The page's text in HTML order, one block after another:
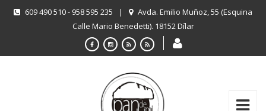
609 490 510 - 958 595 235 |
Avda. Emilio Muñoz, 55 (Esquina
Calle Mario Benedetti). 18152 Dílar